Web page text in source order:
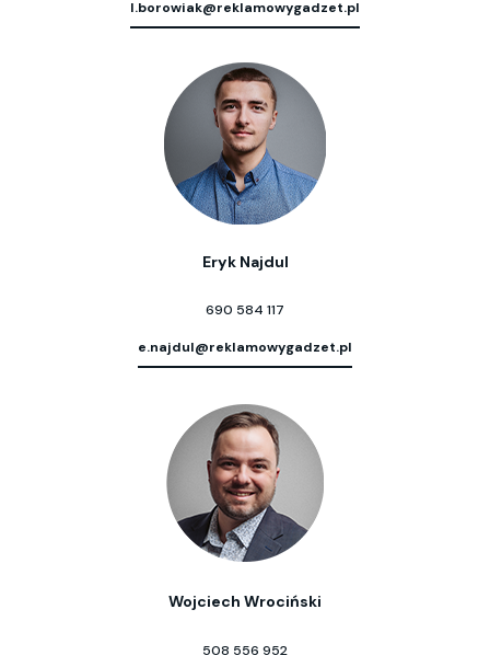
l.borowiak@reklamowygadzet.pl
Eryk Najdul
690 584 117
e.najdul@reklamowygadzet.pl
Wojciech Wrociński
508 556 952